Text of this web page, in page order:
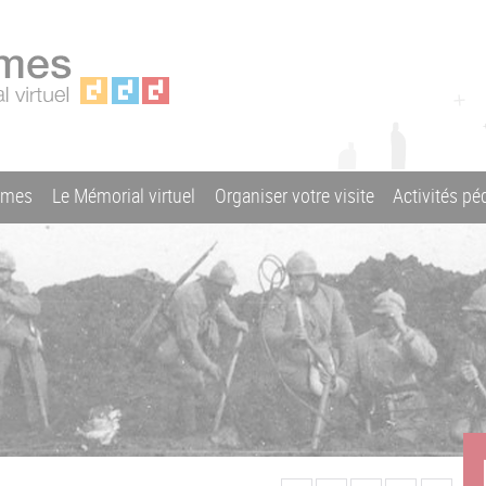
Le Mémorial virtuel Organiser votre visite Activités